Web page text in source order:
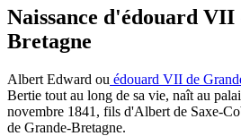
Naissance d'édouard VII
Bretagne
Albert Edward ou édouard VII de
Bertie tout au long de sa vie, naît au
novembre 1841, fils d'Albert de Saxe-
de Grande-Bretagne.